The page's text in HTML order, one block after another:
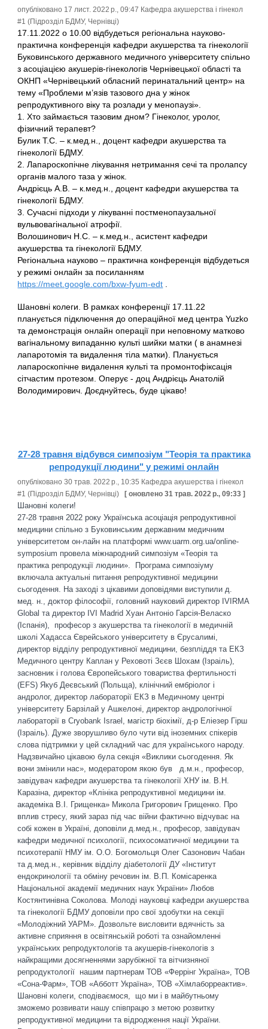
опубліковано 17 лист. 2022 р., 09:47 Кафедра акушерства і гінекол
#1 ‎(Підрозділ БДМУ, Чернівці)‎
17.11.2022 ​о​ 10.00​ відбудеться ​регіональна​ науково-
практична конференція кафедри акушерства та гінекології
Буковинського державного медичного університету спільно
з асоціацією акушерів-гінекологів Чернівецької області та
ОКНП «Чернівецький обласний перинатальний центр» на
тему «Проблеми м’язів тазового дна у жінок
репродуктивного віку та розлади у менопаузі».
1. Хто займається тазовим дном? Гінеколог, уролог,
фізичний терапевт?
Булик Т.С. – к.мед.н., доцент кафедри акушерства та
гінекології БДМУ.
2. Лапароскопічне лікування нетримання сечі та пролапсу
органів малого таза у жінок.
Андрієць А.В. – к.мед.н., доцент кафедри акушерства та
гінекології БДМУ.
3. Сучасні підходи у лікуванні постменопаузальної
вульвовагінальної атрофії.
Волошинович Н.С. – к.мед.н., асистент кафедри
акушерства та гінекології БДМУ.
Регіональна науково – практична конференція відбудеться
у режимі онлайн за посиланням
https://meet.google.com/bxw-fyum-edt
Шановні колеги. В рамках конференції 17.11.22
планується підключення до операційної мед центра Yuzko
та демонстрація онлайн операції при неповному матково
вагінальному випаданню культі шийки матки ( в анамнезі
лапаротомія та видалення тіла матки). Планується
лапароскопічне видалення культі та промонтофіксація
сітчастим протезом. Оперує - доц Андрієць Анатолій
Володимирович. Доєднуйтесь, буде цікаво!
27-28 травня відбувся симпозіум "Теорія та практика
репродукції людини" у режимі онлайн
опубліковано 30 трав. 2022 р., 10:35 Кафедра акушерства і гінекол
#1 ‎(Підрозділ БДМУ, Чернівці)‎
[ оновлено 31 трав. 2022 р., 09:33 ]
Шановні колеги!
27-28 травня 2022 року Українська асоціація репродуктивної
медицини спільно з Буковинським державним медичним
університетом он-лайн на платформі www.uarm.org.ua/online-
symposium провела міжнародний симпозіум «Теорія та
практика репродукції людини». Програма симпозіуму
включала актуальні питання репродуктивної медицини
сьогодення. На заході з цікавими доповідями виступили д.
мед. н., доктор філософії, головний науковий директор IVIRMA
Global та директор IVI Madrid Хуан Антоніо Гарсія-Веласко
(Іспанія), професор з акушерства та гінекології в медичній
школі Хадасса Єврейського університету в Єрусалимі,
директор відділу репродуктивної медицини, безпліддя та ЕКЗ
Медичного центру Каплан у Реховоті Зєєв Шохам (Ізраіль),
засновник і голова Європейського товариства фертильності
(EFS) Якуб Деєвський (Польща), клінічний ембріолог і
андролог, директор лабораторії ЕКЗ в Медичному центрі
університету Барзілай у Ашкелоні, директор андрологічної
лабораторії в Cryobank Israel, магістр біохімії, д-р Еліезер Гірш
(Ізраіль). Дуже зворушливо було чути від іноземних спікерів
слова підтримки у цей складний час для українського народу.
Надзвичайно цікавою була секція «Виклики сьогодення. Як
вони змінили нас», модератором якою був д.м.н., професор,
завідувач кафедри акушерства та гінекології ХНУ ім. В.Н.
Каразіна, директор «Клініка репродуктивної медицини ім.
академіка В.І. Грищенка» Микола Григорович Грищенко. Про
вплив стресу, який зараз під час війни фактично відчуває на
собі кожен в Україні, доповіли д.мед.н., професор, завідувач
кафедри медичної психології, психосоматичної медицини та
психотерапії НМУ ім. О.О. Богомольця Олег Сазонович Чабан
та д.мед.н., керівник відділу діабетології ДУ «Інститут
ендокринології та обміну речовин ім. В.П. Комісаренка
Національної академії медичних наук України» Любов
Костянтинівна Соколова. Молоді науковці кафедри акушерства
та гінекології БДМУ доповіли про свої здобутки на секції
«Молодіжний УАРМ». Дозвольте висловити вдячність за
активне сприяння в освітянській роботі та ознайомленні
українських репродуктологів та акушерів-гінекологів з
найкращими досягненнями зарубіжної та вітчизняної
репродуктології нашим партнерам ТОВ «Феррінг Україна», ТОВ
«Сона-Фарм», TOB «Абботт Україна», ТОВ «Хімлаборреактив».
Шановні колеги, сподіваємося, що ми і в майбутньому
зможемо розвивати нашу співпрацю з метою розвитку
репродуктивної медицини та відродження нації України.